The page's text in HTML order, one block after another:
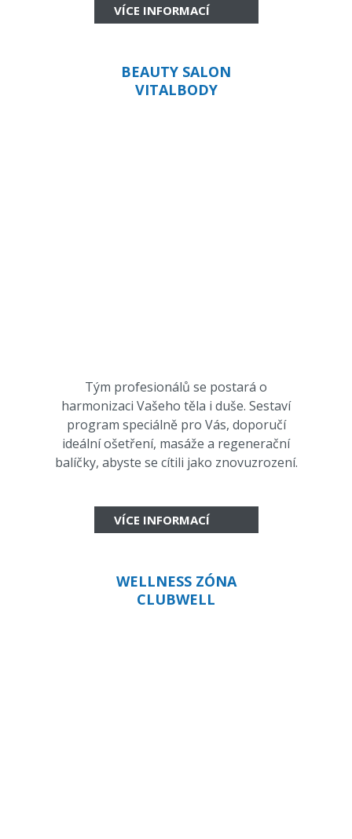
VÍCE INFORMACÍ
BEAUTY SALON
VITALBODY
Tým profesionálů se postará o
harmonizaci Vašeho těla i duše. Sestaví
program speciálně pro Vás, doporučí
ideální ošetření, masáže a regenerační
balíčky, abyste se cítili jako znovuzrození.
VÍCE INFORMACÍ
WELLNESS ZÓNA
CLUBWELL